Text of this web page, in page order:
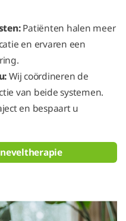
Patiënten halen meer
en ervaren een
Wij coördineren de
van beide systemen.
en bespaart u